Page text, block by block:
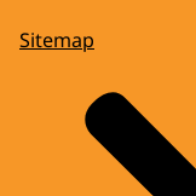
Sitemap